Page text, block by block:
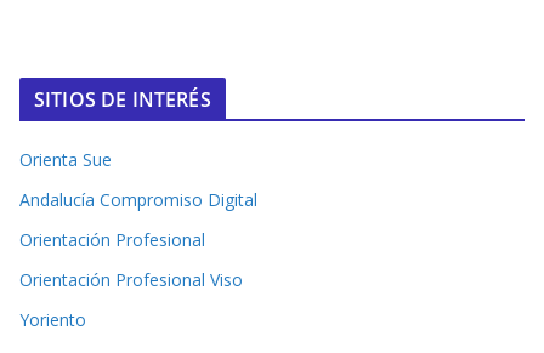
SITIOS DE INTERÉS
Orienta Sue
Andalucía Compromiso Digital
Orientación Profesional
Orientación Profesional Viso
Yoriento